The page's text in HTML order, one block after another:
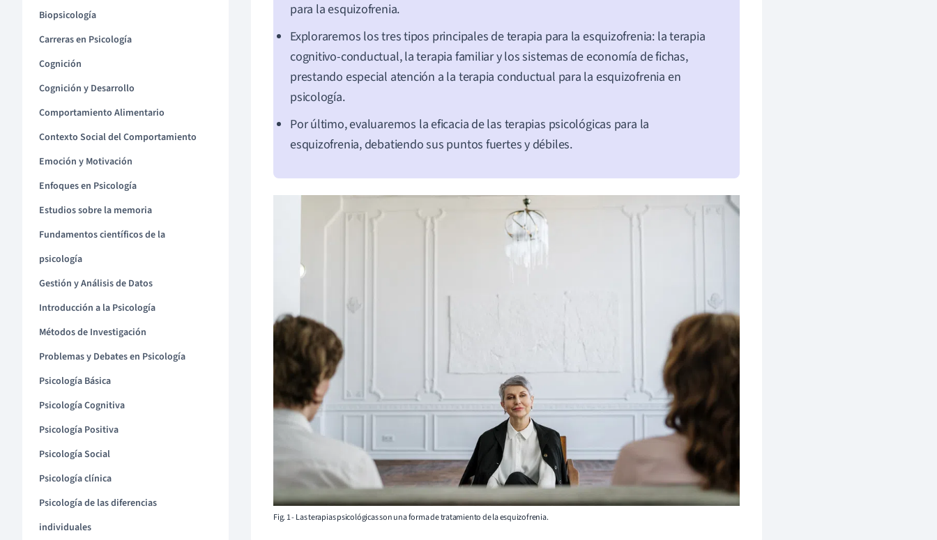
Biopsicología
Carreras en Psicología
Cognición
Cognición y Desarrollo
Comportamiento Alimentario
Contexto Social del Comportamiento
Emoción y Motivación
Enfoques en Psicología
Estudios sobre la memoria
Fundamentos científicos de la
psicología
Gestión y Análisis de Datos
Introducción a la Psicología
Métodos de Investigación
Problemas y Debates en Psicología
Psicología Básica
Psicología Cognitiva
Psicología Positiva
Psicología Social
Psicología clínica
Psicología de las diferencias
individuales
para la esquizofrenia.
Exploraremos los tres tipos principales de terapia para la esquizofrenia: la terapia
cognitivo-conductual, la terapia familiar y los sistemas de economía de fichas,
prestando especial atención a la terapia conductual para la esquizofrenia en
psicología.
Por último,evaluaremos la eficacia de las terapias psicológicas para la
esquizofrenia, debatiendo sus puntos fuertes y débiles.
Fig. 1 - Las terapias psicológicas son una forma de tratamiento de la esquizofrenia.